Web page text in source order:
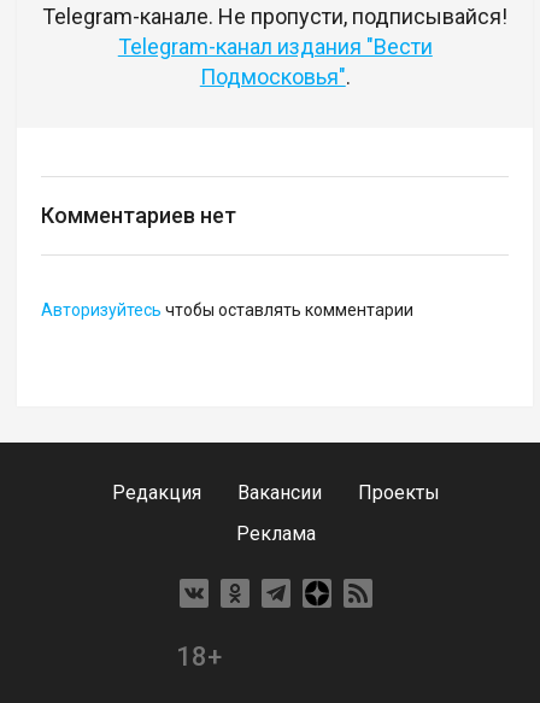
Telegram-канале. Не пропусти, подписывайся!
Telegram-канал издания "Вести
Подмосковья".
Комментариев нет
Авторизуйтесь чтобы оставлять комментарии
Редакция Вакансии
Проекты
Реклама
18+